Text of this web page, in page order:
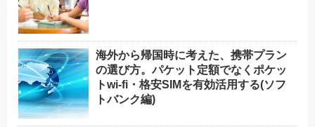
海外から帰国時に考えた、携帯プラン
の選び方。パケット定額でなくポケッ
トwi-fi・格安SIMを有効活用する(ソフ
トバンク編)